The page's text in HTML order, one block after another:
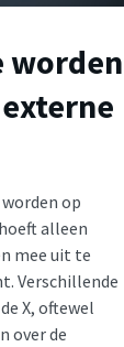
worden
op
alleen
mee uit te
Verschillende
X, oftewel
over de